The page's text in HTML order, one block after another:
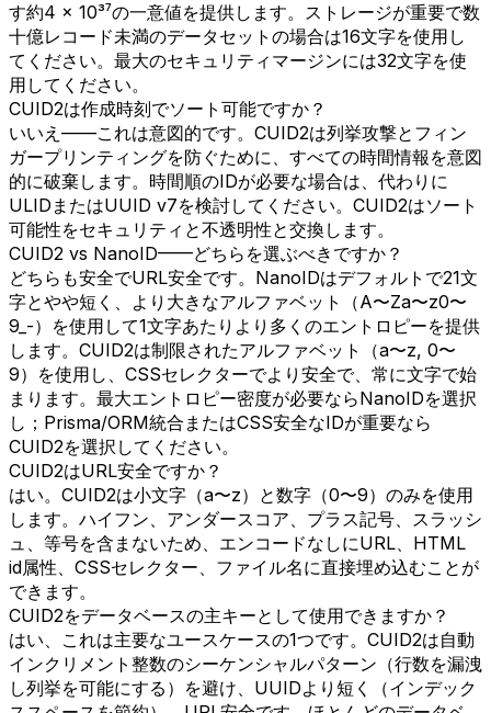
す約4 × 10³⁷の一意値を提供します。ストレージが重要で数
十億レコード未満のデータセットの場合は16文字を使用し
てください。最大のセキュリティマージンには32文字を使
用してください。
CUID2は作成時刻でソート可能ですか？
いいえ——これは意図的です。CUID2は列挙攻撃とフィン
ガープリンティングを防ぐために、すべての時間情報を意図
的に破棄します。時間順のIDが必要な場合は、代わりに
ULIDまたはUUID v7を検討してください。CUID2はソート
可能性をセキュリティと不透明性と交換します。
CUID2 vs NanoID——どちらを選ぶべきですか？
どちらも安全でURL安全です。NanoIDはデフォルトで21文
字とやや短く、より大きなアルファベット（A〜Za〜z0〜
9_-）を使用して1文字あたりより多くのエントロピーを提供
します。CUID2は制限されたアルファベット（a〜z, 0〜
9）を使用し、CSSセレクターでより安全で、常に文字で始
まります。最大エントロピー密度が必要ならNanoIDを選択
し；Prisma/ORM統合またはCSS安全なIDが重要なら
CUID2を選択してください。
CUID2はURL安全ですか？
はい。CUID2は小文字（a〜z）と数字（0〜9）のみを使用
します。ハイフン、アンダースコア、プラス記号、スラッシ
ュ、等号を含まないため、エンコードなしにURL、HTML
id属性、CSSセレクター、ファイル名に直接埋め込むことが
できます。
CUID2をデータベースの主キーとして使用できますか？
はい、これは主要なユースケースの1つです。CUID2は自動
インクリメント整数のシーケンシャルパターン（行数を漏洩
し列挙を可能にする）を避け、UUIDより短く（インデック